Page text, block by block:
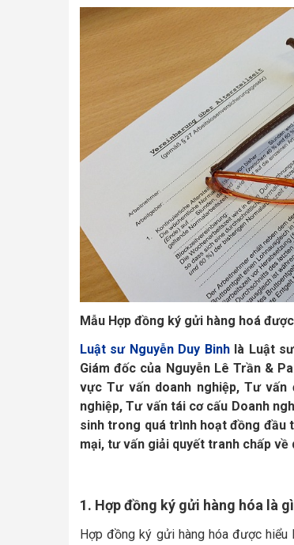
Mẫu Hợp đồng ký gửi hàng hoá
Luật sư Nguyễn Duy Binhlà Luật sư
Giám đốc của Nguyễn Lê Trần &
vực Tư vấn doanh nghiệp, Tư
nghiệp, Tư vấn tái cơ cấu Doanh
sinh trong quá trình hoạt đồng đầu
mại, tư vấn giải quyết tranh chấp về
1. Hợp đồng ký gửi hàng hóa là
Hợp đồng ký gửi hàng hóa được